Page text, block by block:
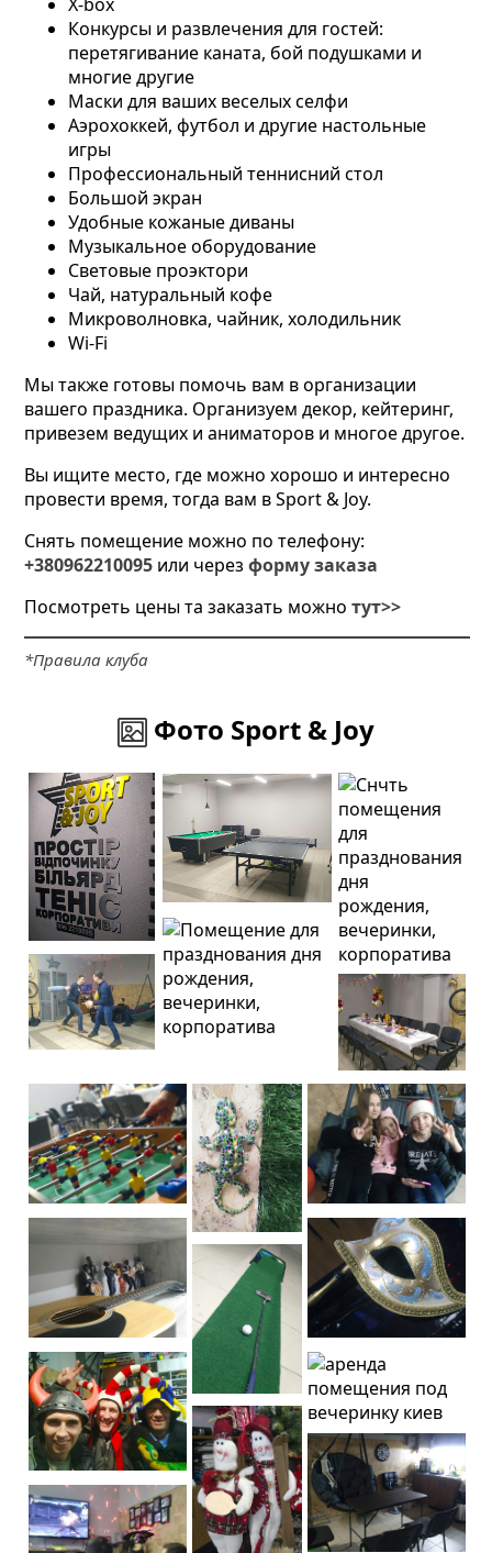
Конкурсы и развлечения для гостей:
перетягивание каната, бой подушками и
многие другие
Маски для ваших веселых селфи
Аэрохоккей, футбол и другие настольные
игры
Профессиональный теннисний стол
Большой экран
Удобные кожаные диваны
Музыкальное оборудование
Световые проэктори
Чай, натуральный кофе
Микроволновка, чайник, холодильник
Wi-Fi
Мы также готовы помочь вам в организации
вашего праздника. Организуем декор, кейтеринг,
привезем ведущих и аниматоров и многое другое.
Вы ищите место, где можно хорошо и интересно
провести время, тогда вам в Sport & Joy.
Снять помещение можно по телефону:
+380962210095 или черезформу заказа
Посмотреть цены та заказать можнотут>>
*Правила клуба
Фото Sport & Joy